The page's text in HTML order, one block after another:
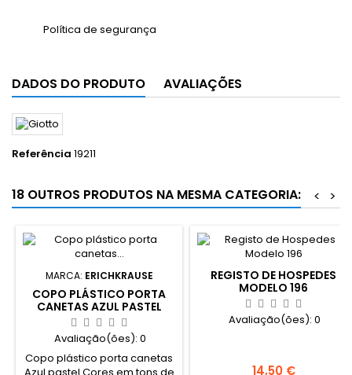
Política de segurança
DADOS DO PRODUTO AVALIAÇÕES
Referência 19211
18 OUTROS PRODUTOS NA MESMA CATEGORIA: >
<
MARCA: ERICHKRAUSE
COPO PLÁSTICO PORTA
CANETAS AZUL PASTEL
Avaliação(ões): 0
Copo plástico porta canetas
REGISTO DE HOSPEDES
MODELO 196
Avaliação(ões): 0
Preço
14,50 €